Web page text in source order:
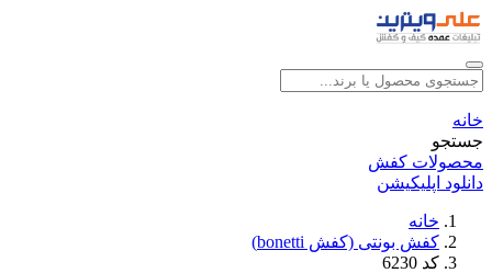
خانه
جستجو
محصولات کفش
دانلود اپلیکیشن
خانه
کفش بونتی (کفش bonetti)
کد 6230